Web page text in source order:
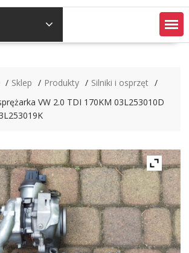
Sklep Produkty
Silniki i osprzęt
VW 2.0 TDI 170KM 03L253010D